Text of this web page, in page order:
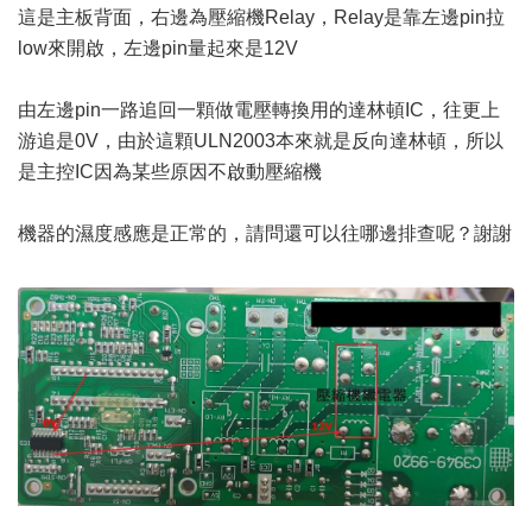
這是主板背面，右邊為壓縮機Relay，Relay是靠左邊pin拉
low來開啟，左邊pin量起來是12V
由左邊pin一路追回一顆做電壓轉換用的達林頓IC，往更上
游追是0V，由於這顆ULN2003本來就是反向達林頓，所以
是主控IC因為某些原因不啟動壓縮機
機器的濕度感應是正常的，請問還可以往哪邊排查呢？謝謝